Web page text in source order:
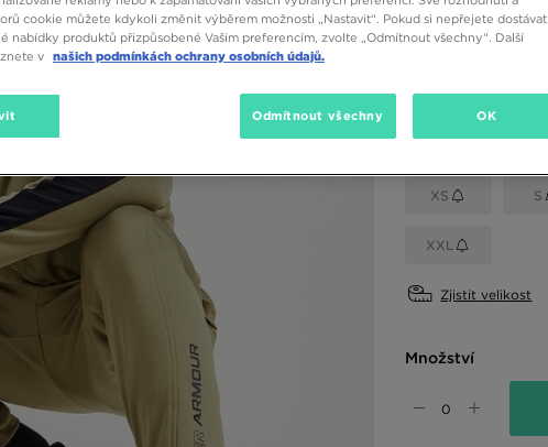
Černá
Vyberte velikost
XS S
XXL
Zjistit velikost
Množství
cookie můžete kdykoli změnit výběrem možnosti „Nastavit“. Pokud si nepřejete dostávat
nabídky produktů přizpůsobené Vašim preferencím, zvolte „Odmítnout všechny“. Další
v našich podmínkách ochrany osobních údajů.
Odmítnout všechny OK